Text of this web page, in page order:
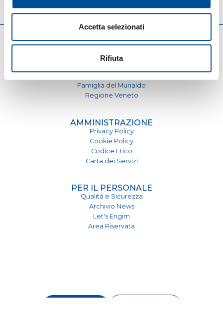
Accetta selezionati
Rifiuta
Famiglia del Murialdo
Regione Veneto
AMMINISTRAZIONE
Privacy Policy
Cookie Policy
Codice Etico
Carta dei Servizi
PER IL PERSONALE
Qualità e Sicurezza
Archivio News
Let's Engim
Area Riservata